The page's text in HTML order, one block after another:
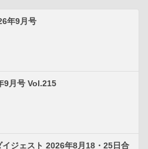
年9月号
9月号 Vol.215
イジェスト 2026年8月18・25日合